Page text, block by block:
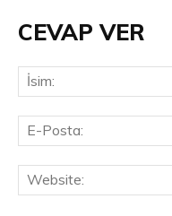
CEVAP VER